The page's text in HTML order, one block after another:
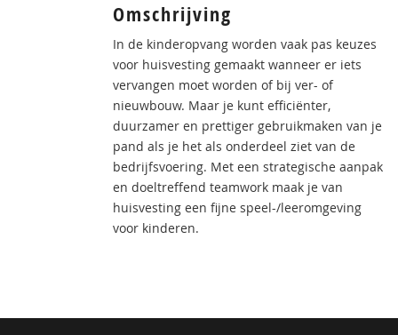
Omschrijving
In de kinderopvang worden vaak pas keuzes
voor huisvesting gemaakt wanneer er iets
vervangen moet worden of bij ver- of
nieuwbouw. Maar je kunt efficiënter,
duurzamer en prettiger gebruikmaken van je
pand als je het als onderdeel ziet van de
bedrijfsvoering. Met een strategische aanpak
en doeltreffend teamwork maak je van
huisvesting een fijne speel-/leeromgeving
voor kinderen.